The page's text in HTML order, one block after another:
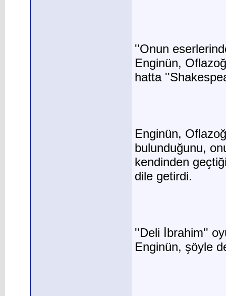
''Onun
Enginün,
hatta
Enginün,
bulunduğunu,
kendinden
dile getirdi.
''Deli İbrahim''
Enginün, şöyle